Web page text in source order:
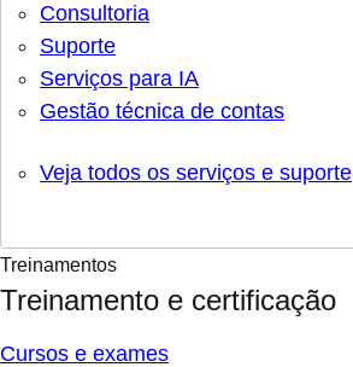
Consultoria
Suporte
Serviços para IA
Gestão técnica de contas
Veja todos os serviços e suporte
Treinamentos
Treinamento e certificação
Cursos e exames